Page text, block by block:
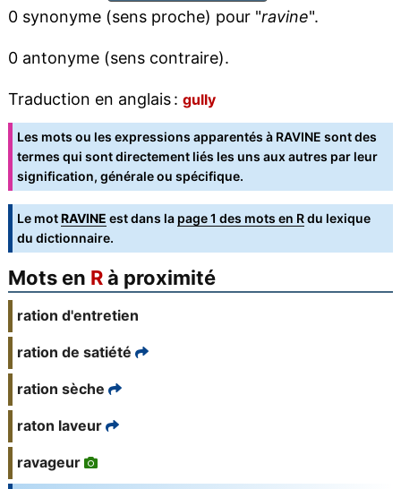
0 synonyme (sens proche) pour "ravine".
0 antonyme (sens contraire).
Traduction en anglais : gully
Les mots ou les expressions apparentés à RAVINE sont des
termes qui sont directement liés les uns aux autres par leur
signification, générale ou spécifique.
Le motRAVINE est dans la page 1 des mots en Rdu lexique
du dictionnaire.
Mots en Rà proximité
ration d'entretien
ration de satiété
ration sèche
raton laveur
ravageur